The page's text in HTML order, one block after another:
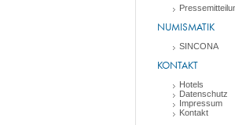
NUMISMATIK
SINCONA
KONTAKT
Hotels
Datenschutz
Impressum
Kontakt